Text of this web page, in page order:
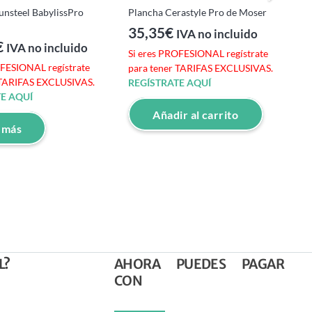
BabylissPro
IVA no incluido
regístrate
EXCLUSIVAS.
AQUÍ
Plancha Cerastyle Pro de Moser
35,35€ IVA no incluido
Si eres PROFESIONAL regístrate
para tener TARIFAS EXCLUSIVAS.
REGÍSTRATE AQUÍ
Añadir al carrito
AHORA PUEDES PAGAR
CON